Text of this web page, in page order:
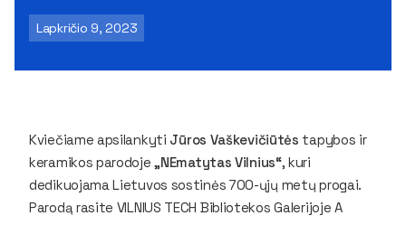
Lapkričio 9, 2023
Kviečiame apsilankyti Jūros Vaškevičiūtės tapybos ir
keramikos parodoje„NEmatytas Vilnius“, kuri
dedikuojama Lietuvos sostinės 700-ųjų metų progai.
Parodą rasite VILNIUS TECH Bibliotekos Galerijoje A